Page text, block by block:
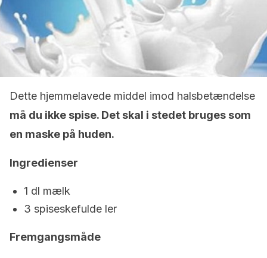
Dette hjemmelavede middel imod halsbetændelse
må du ikke spise. Det skal i stedet bruges som
en maske på huden.
Ingredienser
1 dl mælk
3 spiseskefulde ler
Fremgangsmåde